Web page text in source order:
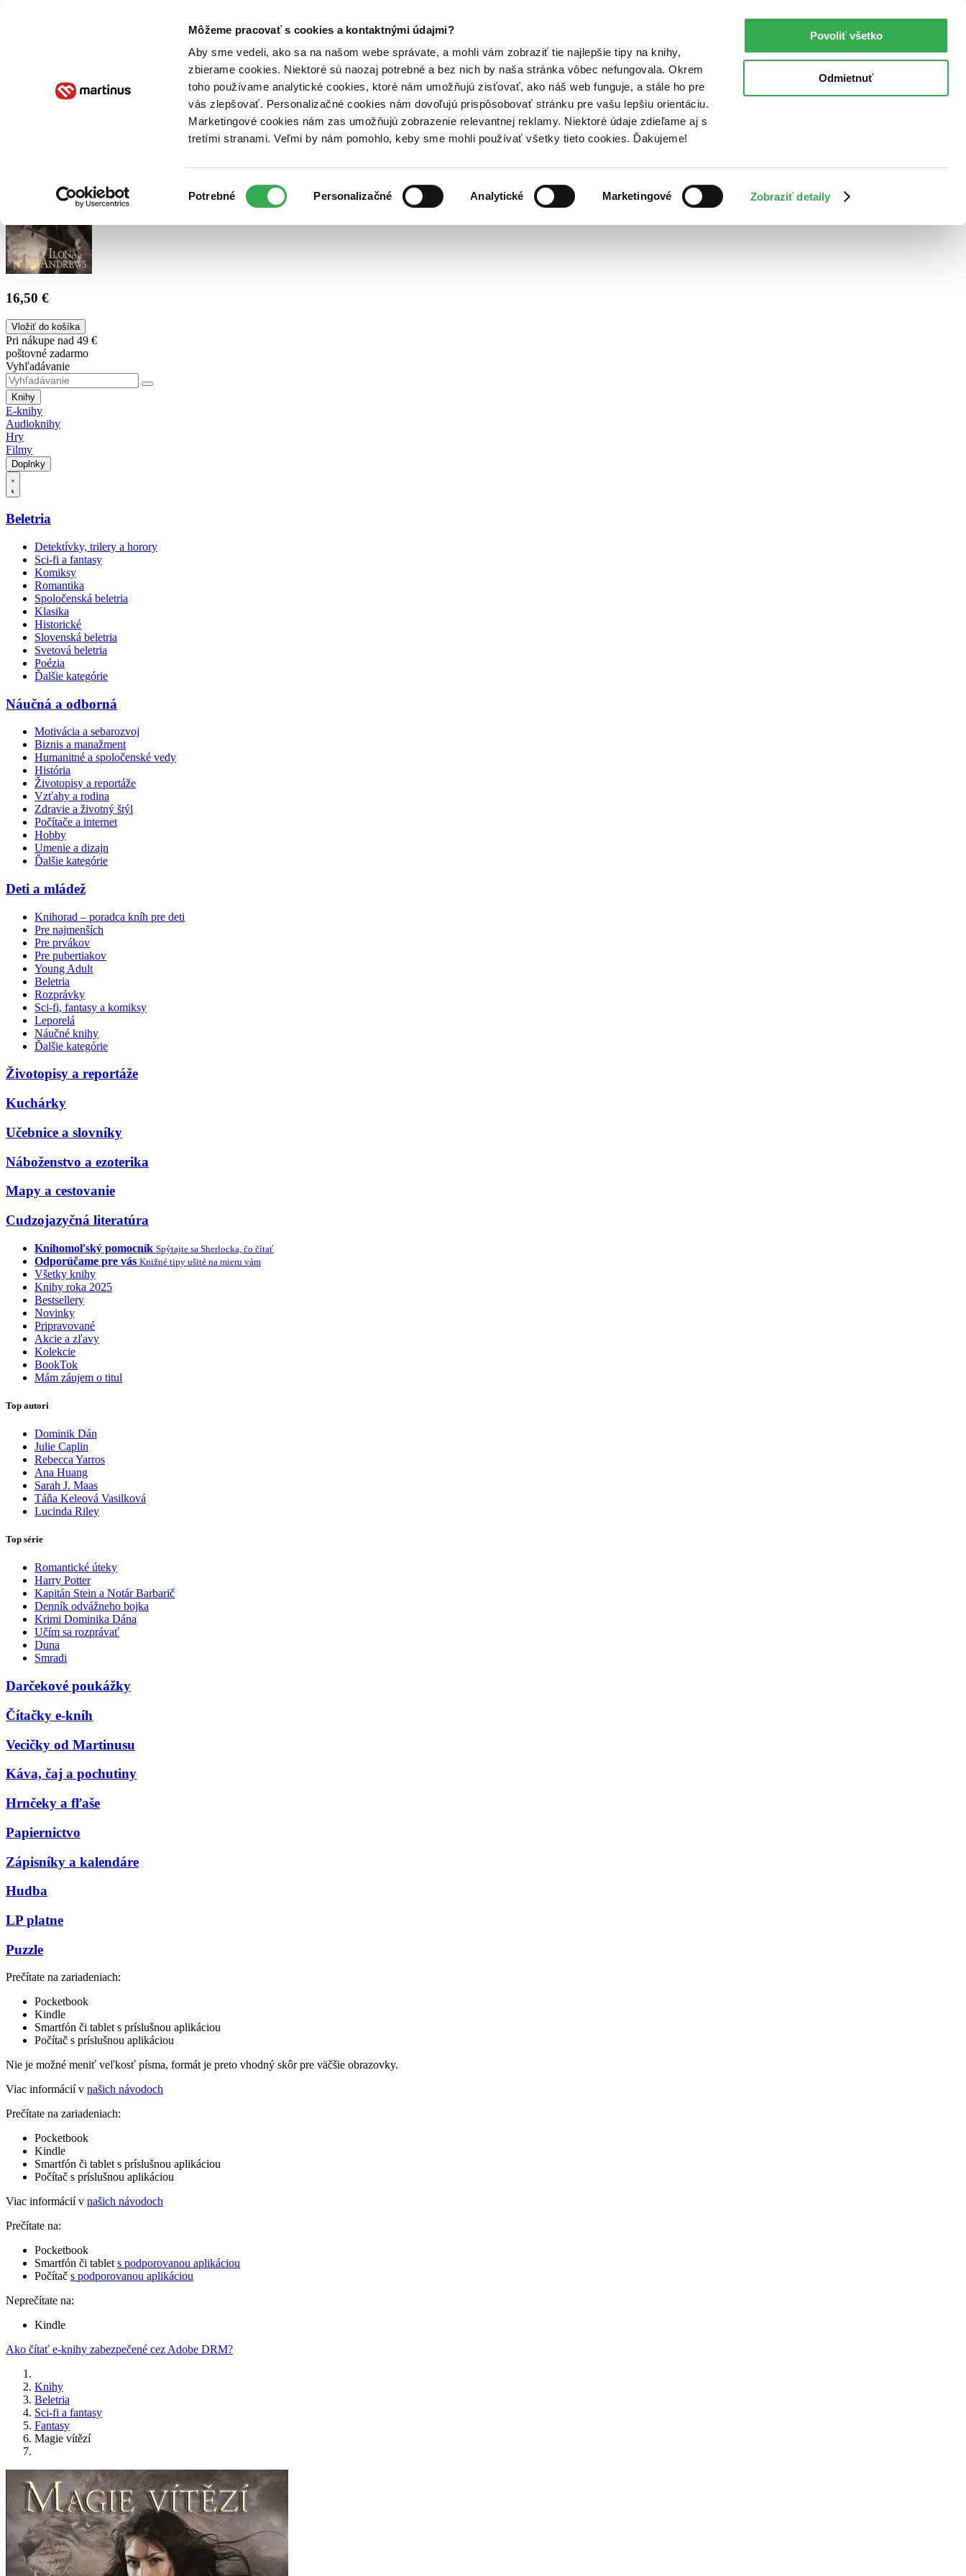
Môžeme pracovať s cookies a kontaktnými údajmi?
Aby sme vedeli, ako sa na našom webe správate, a mohli vám zobraziť tie najlepšie tipy na knihy,
zbierame cookies. Niektoré sú naozaj potrebné a bez nich by naša stránka vôbec nefungovala. Okrem
toho používame analytické cookies, ktoré nám umožňujú zisťovať, ako náš web funguje, a stále ho pre
vás zlepšovať. Personalizačné cookies nám dovoľujú prispôsobovať stránku pre vašu lepšiu orientáciu.
Marketingové cookies nám zas umožňujú zobrazenie relevantnej reklamy. Niektoré údaje zdieľame aj s
tretími stranami. Veľmi by nám pomohlo, keby sme mohli používať všetky tieto cookies. Ďakujeme!
súhlasu
Potrebné Personalizačné Analytické Marketingové Zobraziť detaily
Povoliť všetko
Odmietnuť
Poukážky Kontakt
16,50 €
Vložiť do košíka
Pri nákupe nad 49 €
poštovné zadarmo
Vyhľadávanie
Knihy
E-knihy
Audioknihy
Hry
Filmy
Doplnky
Beletria
Detektívky, trilery a horory
Sci-fi a fantasy
Komiksy
Romantika
Spoločenská beletria
Klasika
Historické
Slovenská beletria
Svetová beletria
Poézia
Ďalšie kategórie
Náučná a odborná
Motivácia a sebarozvoj
Biznis a manažment
Humanitné a spoločenské vedy
História
Životopisy a reportáže
Vzťahy a rodina
Zdravie a životný štýl
Počítače a internet
Hobby
Umenie a dizajn
Ďalšie kategórie
Deti a mládež
Knihorad – poradca kníh pre deti
Pre najmenších
Pre prvákov
Pre pubertiakov
Young Adult
Beletria
Rozprávky
Sci-fi, fantasy a komiksy
Leporelá
Náučné knihy
Ďalšie kategórie
Životopisy a reportáže
Kuchárky
Učebnice a slovníky
Náboženstvo a ezoterika
Mapy a cestovanie
Cudzojazyčná literatúra
Knihomoľský pomocník Spýtajte sa Sherlocka, čo čítať
Odporúčame pre vás Knižné tipy ušité na mieru vám
Všetky knihy
Knihy roka 2025
Bestsellery
Novinky
Pripravované
Akcie a zľavy
Kolekcie
BookTok
Mám záujem o titul
Top autori
Dominik Dán
Julie Caplin
Rebecca Yarros
Ana Huang
Sarah J. Maas
Táňa Keleová Vasilková
Lucinda Riley
Top série
Romantické úteky
Harry Potter
Kapitán Stein a Notár Barbarič
Denník odvážneho bojka
Krimi Dominika Dána
Učím sa rozprávať
Duna
Smradi
Darčekové poukážky
Čítačky e-kníh
Vecičky od Martinusu
Káva, čaj a pochutiny
Hrnčeky a fľaše
Papiernictvo
Zápisníky a kalendáre
Hudba
LP platne
Puzzle
Prečítate na zariadeniach:
Pocketbook
Kindle
Smartfón či tablet s príslušnou aplikáciou
Počítač s príslušnou aplikáciou
Nie je možné meniť veľkosť písma, formát je preto vhodný skôr pre väčšie obrazovky.
Viac informácií v našich návodoch
Prečítate na zariadeniach:
Pocketbook
Kindle
Smartfón či tablet s príslušnou aplikáciou
Počítač s príslušnou aplikáciou
Viac informácií v našich návodoch
Prečítate na:
Pocketbook
Smartfón či tablet s podporovanou aplikáciou
Počítač s podporovanou aplikáciou
Neprečítate na:
Kindle
Ako čítať e-knihy zabezpečené cez Adobe DRM?
Knihy
Beletria
Sci-fi a fantasy
Fantasy
Magie vítězí